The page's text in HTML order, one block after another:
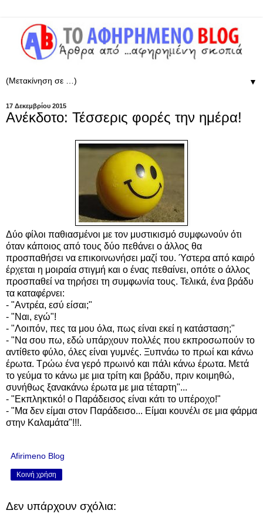
▼
17 Δεκεμβρίου 2015
Ανέκδοτο: Τέσσερις φορές την ημέρα!
Δύο φίλοι παθιασμένοι με τον μυστικισμό συμφωνούν ότι
όταν κάποιος από τους δύο πεθάνει ο άλλος θα
προσπαθήσει να επικοινωνήσει μαζί του. Ύστερα από καιρό
έρχεται η μοιραία στιγμή και ο ένας πεθαίνει, οπότε ο άλλος
προσπαθεί να τηρήσει τη συμφωνία τους. Τελικά, ένα βράδυ
τα καταφέρνει:
- "Αντρέα, εσύ είσαι;"
- "Ναι, εγώ"!
- "Λοιπόν, πες τα μου όλα, πως είναι εκεί η κατάσταση;"
- "Να σου πω, εδώ υπάρχουν πολλές που εκπροσωπούν το
αντίθετο φύλο, όλες είναι γυμνές. Ξυπνάω το πρωί και κάνω
έρωτα. Τρώω ένα γερό πρωινό και πάλι κάνω έρωτα. Μετά
το γεύμα το κάνω με μια τρίτη και βράδυ, πριν κοιμηθώ,
συνήθως ξανακάνω έρωτα με μια τέταρτη"...
- "Εκπληκτικό! ο Παράδεισος είναι κάτι το υπέροχο!"
- "Μα δεν είμαι στον Παράδεισο... Είμαι κουνέλι σε μια φάρμα
στην Καλαμάτα"!!!.
Afirimeno Blog
Κοινή χρήση
Δεν υπάρχουν σχόλια: